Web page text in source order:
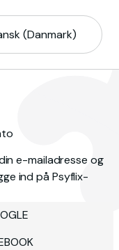
(Danmark)
e-mailadresse og
ind på Psyflix-